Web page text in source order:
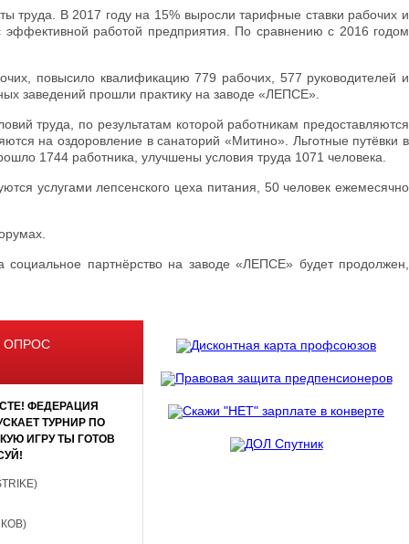
труда. В 2017 году на 15% выросли тарифные ставки рабочих и
работой предприятия. По сравнению с 2016 годом
повысило квалификацию 779 рабочих, 577 руководителей и
заведений прошли практику на заводе «ЛЕПСЕ».
труда, по результатам которой работникам предоставляются
на оздоровление в санаторий «Митино». Льготные путёвки в
1744 работника, улучшены условия труда 1071 человека.
услугами лепсенского цеха питания, 50 человек ежемесячно
партнёрство на заводе «ЛЕПСЕ» будет продолжен,
ОПРОС
ФЕДЕРАЦИЯ
ТУРНИР ПО
ИГРУ ТЫ ГОТОВ